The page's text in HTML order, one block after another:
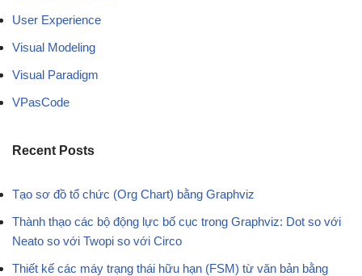
User Experience
Visual Modeling
Visual Paradigm
VPasCode
Recent Posts
Tạo sơ đồ tổ chức (Org Chart) bằng Graphviz
Thành thạo các bộ động lực bố cục trong Graphviz: Dot so với
Neato so với Twopi so với Circo
Thiết kế các máy trạng thái hữu hạn (FSM) từ văn bản bằng